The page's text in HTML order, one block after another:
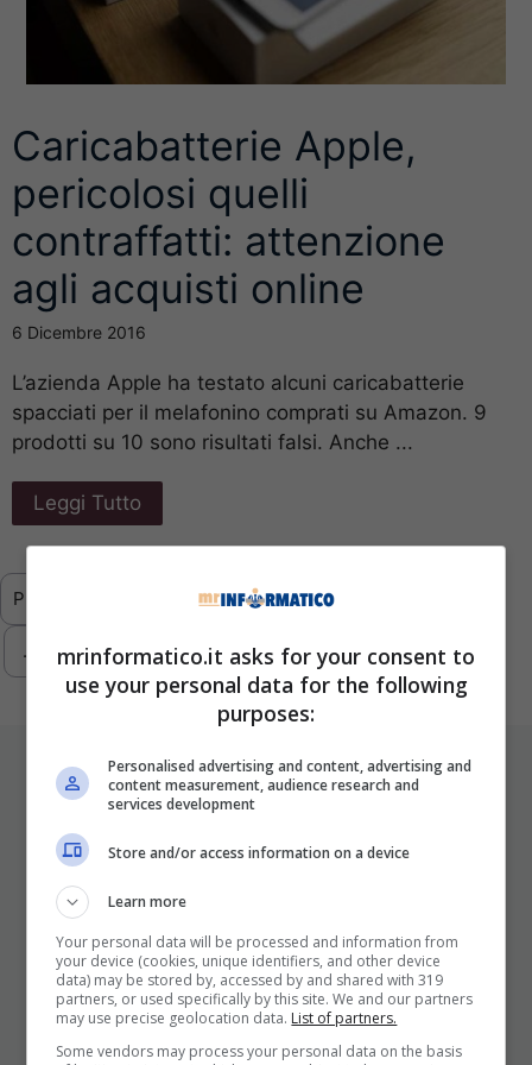
Caricabatterie Apple,
pericolosi quelli
contraffatti: attenzione
agli acquisti online
6 Dicembre 2016
L’azienda Apple ha testato alcuni caricabatterie
spacciati per il melafonino comprati su Amazon. 9
prodotti su 10 sono risultati falsi. Anche ...
Leggi Tutto
Previous 3 4
… 293 Next
ULTIMI ARTICOLI
I Pro E I Contro Di Una Nuova Moda
Che Punta A Cambiare Il Tabacco
mrinformatico.it asks for your consent to
use your personal data for the following
purposes:
Personalised advertising and content, advertising and
content measurement, audience research and
services development
Store and/or access information on a device
Learn more
Your personal data will be processed and information from
your device (cookies, unique identifiers, and other device
data) may be stored by, accessed by and shared with 319
partners, or used specifically by this site. We and our partners
may use precise geolocation data. List of partners.
Some vendors may process your personal data on the basis